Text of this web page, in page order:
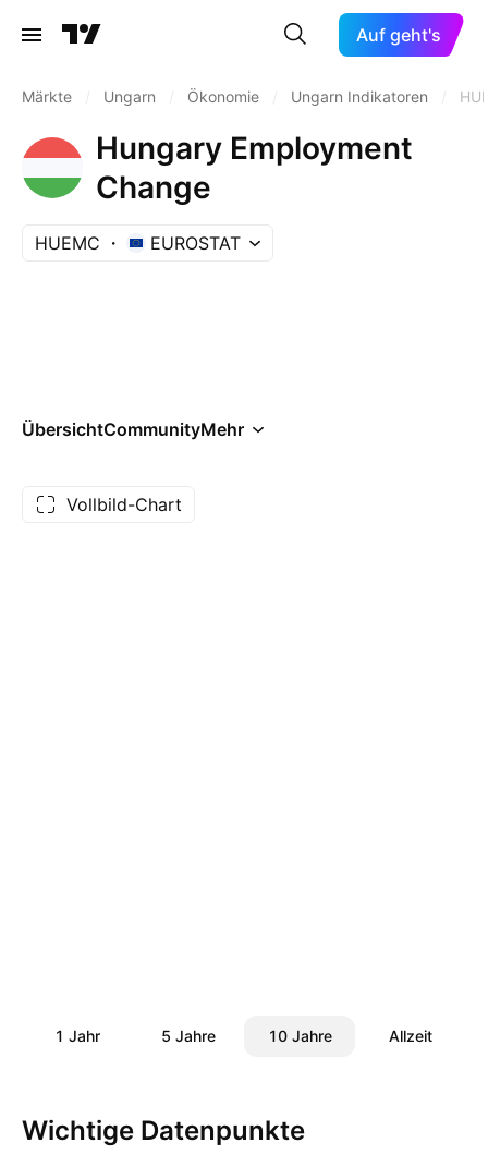
Auf geht's
Märkte Ungarn Ökonomie Ungarn Indikatoren
Hungary Employment
Change
HUEMC EUROSTAT
ÜbersichtCommunityMehr
Vollbild-Chart
1 Jahr 5 Jahre 10 Jahre Allzeit
Wichtige Datenpunkte